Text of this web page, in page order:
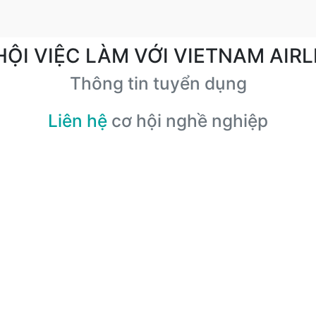
VIỆC LÀM VỚI VIETNAM
Thông tin tuyển dụng
Liên hệ cơ hội nghề nghiệp